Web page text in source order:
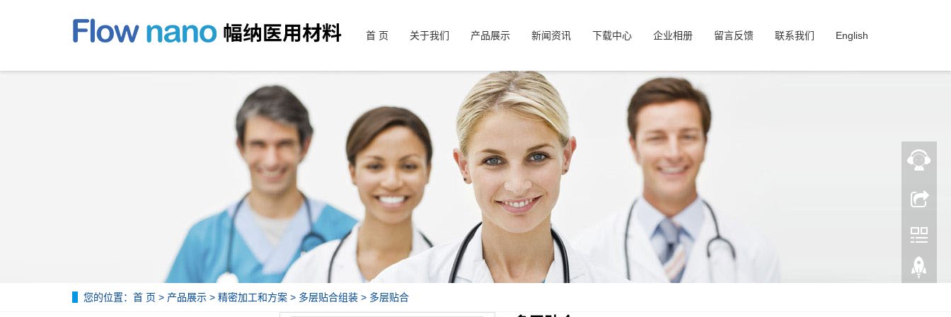
首 页 关于我们 产品展示 新闻资讯 下载中心 企业相册 留言反馈 联系我们 English
您的位置： 首 页 > 产品展示 > 精密加工和方案 > 多层贴合组装 > 多层贴合